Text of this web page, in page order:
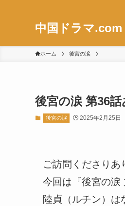
中国ドラマ.com
ホーム 後宮の涙
後宮の涙 第36
後宮の涙 2025年2月25日
ご訪問くださりあ
今回は『後宮の涙
陸貞（ルチン）は